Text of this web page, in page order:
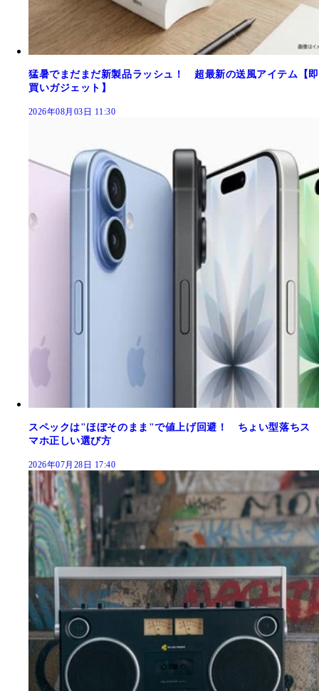
猛暑でまだまだ新製品ラッシュ！ 超最新の送風アイテム【即
買いガジェット】
2026年08月03日 11:30
スペックは"ほぼそのまま"で値上げ回避！ ちょい型落ちス
マホ正しい選び方
2026年07月28日 17:40